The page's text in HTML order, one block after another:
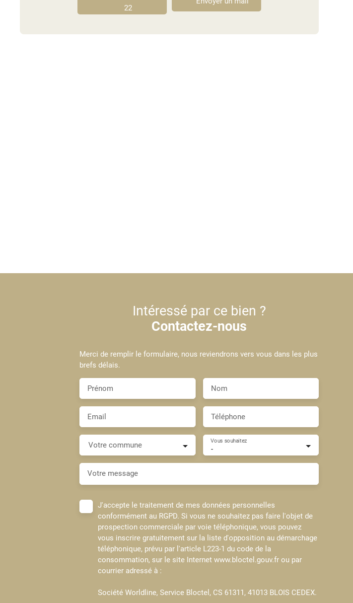
22
Intéressé par ce bien ?
Contactez-nous
Merci de remplir le formulaire, nous reviendrons vers vous dans les plus
brefs délais.
Prénom Nom
Email Téléphone
Votre commune -
Vous souhaitez
Votre message
J'accepte le traitement de mes données personnelles
conformément au RGPD. Si vous ne souhaitez pas faire l'objet de
prospection commerciale par voie téléphonique, vous pouvez
vous inscrire gratuitement sur la liste d'opposition au démarchage
téléphonique, prévu par l'article L223-1 du code de la
consommation, sur le site Internet www.bloctel.gouv.fr ou par
courrier adressé à :
Société Worldline, Service Bloctel, CS 61311, 41013 BLOIS CEDEX.